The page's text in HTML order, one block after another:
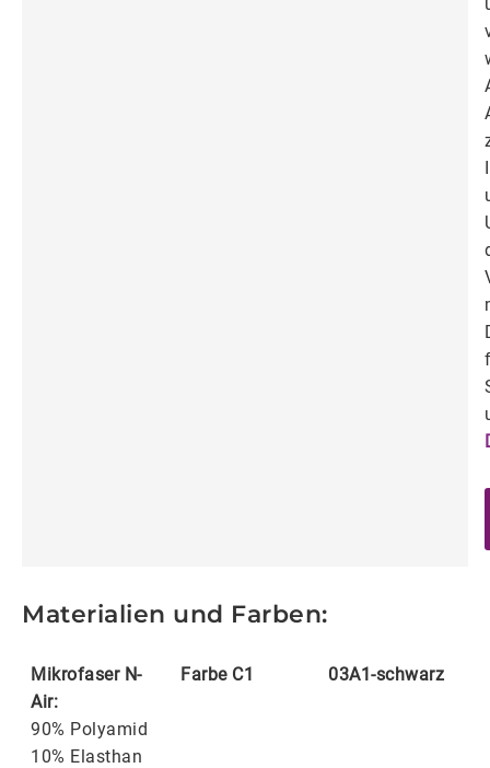
Materialien und Farben:
Mikrofaser N-
Air:
90% Polyamid
10% Elasthan
Farbe C1 03A1-schwarz